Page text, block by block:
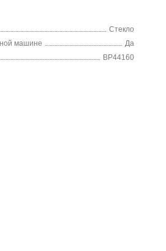
Стекло
машине
Да
BP44160